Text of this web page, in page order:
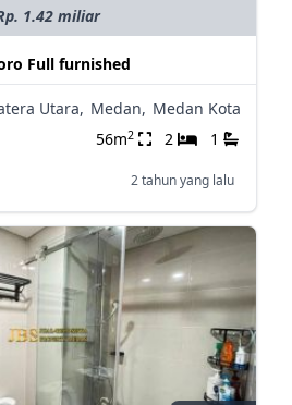
1.42 miliar
Full furnished
Utara, Medan, Medan Kota
56m2 2 1
2 tahun yang lalu